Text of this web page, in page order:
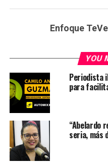
Enfoque TeVe
YOU
Periodista
para
“Abelardo
seria, más